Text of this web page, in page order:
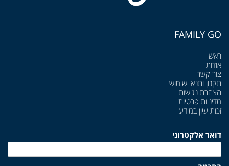
FAMILY GO
ראשי
אודות
צור קשר
תקנון ותנאי שימוש
הצהרת נגישות
מדיניות פרטיות
זכות עיון במידע
דואר אלקטרוני